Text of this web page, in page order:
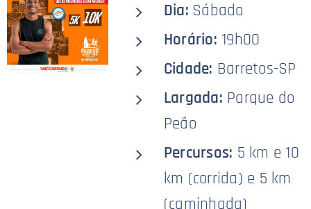
Dia: Sábado
Horário: 19h00
Cidade: Barretos-SP
Largada: Parque do
Peão
Percursos: 5 km e 10
km (corrida) e 5 km
(caminhada)